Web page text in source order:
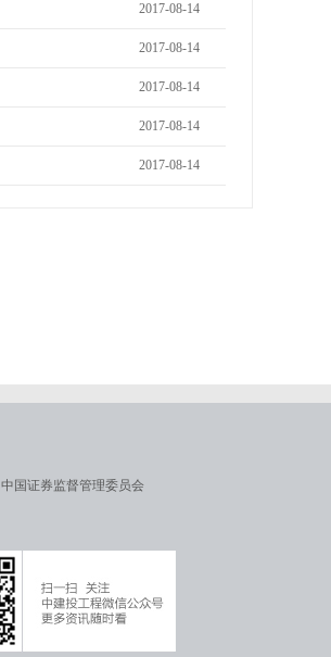
2017-08-14
2017-08-14
2017-08-14
2017-08-14
2017-08-14
中国证券监督管理委员会